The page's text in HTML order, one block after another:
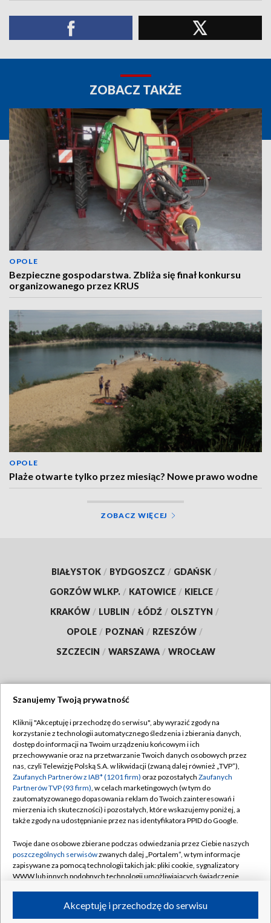
ZOBACZ TAKŻE
OPOLE
Bezpieczne gospodarstwa. Zbliża się finał konkursu
organizowanego przez KRUS
OPOLE
Plaże otwarte tylko przez miesiąc? Nowe prawo wodne
ZOBACZ WIĘCEJ
BIAŁYSTOK / BYDGOSZCZ / GDAŃSK /
GORZÓW WLKP. / KATOWICE / KIELCE /
KRAKÓW / LUBLIN / ŁÓDŹ / OLSZTYN /
OPOLE / POZNAŃ / RZESZÓW /
SZCZECIN / WARSZAWA / WROCŁAW
TVP
Abonament TVP
Emisja w TVP
Centrum informacji TVP
Naziemna Telewizja Cyfrowa
Rada Programowa
System NOS
Informacje o nadawcy
Program dla prasy
Regulamin TVP
Polityka prywatności
Moje zgody
Pomoc
Kontakt
Kanały
Szanujemy Twoją prywatność
Kliknij "Akceptuję i przechodzę do serwisu", aby wyrazić zgody na
korzystanie z technologii automatycznego śledzenia i zbierania danych,
dostęp do informacji na Twoim urządzeniu końcowym i ich
przechowywanie oraz na przetwarzanie Twoich danych osobowych przez
nas, czyli Telewizję Polską S.A. w likwidacji (zwaną dalej również „TVP”),
Zaufanych Partnerów z IAB* (1201 firm) oraz pozostałych Zaufanych
Partnerów TVP (93 firm), w celach marketingowych (w tym do
zautomatyzowanego dopasowania reklam do Twoich zainteresowań i
mierzenia ich skuteczności) i pozostałych, które wskazujemy poniżej, a
także zgody na udostępnianie przez nas identyfikatora PPID do Google.
Twoje dane osobowe zbierane podczas odwiedzania przez Ciebie naszych
poszczególnych serwisówzwanych dalej „Portalem”, w tym informacje
zapisywane za pomocą technologii takich jak: pliki cookie, sygnalizatory
WWW lub innych podobnych technologii umożliwiających świadczenie
ruchu w Internecie.Akceptuję i przechodzę do serwisu